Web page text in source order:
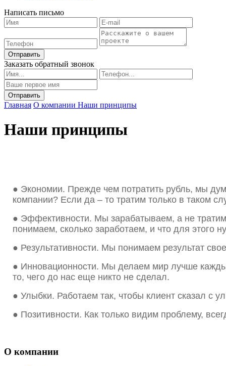
Написать письмо
Отправить
Заказать обратный звонок
Главная О компании Наши принципы
Наши принципы
● Экономии. Прежде чем потратить рубль, мы
компании? Если да – то тратим только в таком
● Эффективности. Мы зарабатываем, а не
понимаем, сколько заработаем, и что для этого
● Результативности. Мы понимаем результат
● Инновационности. Мы делаем мир лучше
то, чего до нас еще никто не сделал.
● Улыбки. Работаем так, чтобы клиент сказал с
● Позитивности. Как только видим проблему,
О компании